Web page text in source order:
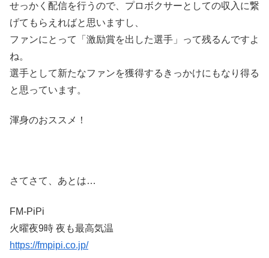
せっかく配信を行うので、プロボクサーとしての収入に繋
げてもらえればと思いますし、
ファンにとって「激励賞を出した選手」って残るんですよ
ね。
選手として新たなファンを獲得するきっかけにもなり得る
と思っています。
渾身のおススメ！
さてさて、あとは…
FM-PiPi
火曜夜9時 夜も最高気温
https://fmpipi.co.jp/